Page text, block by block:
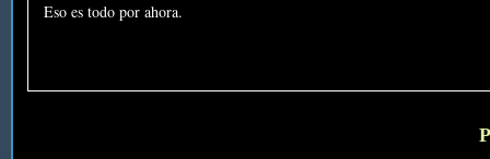
Eso es todo por ahora.